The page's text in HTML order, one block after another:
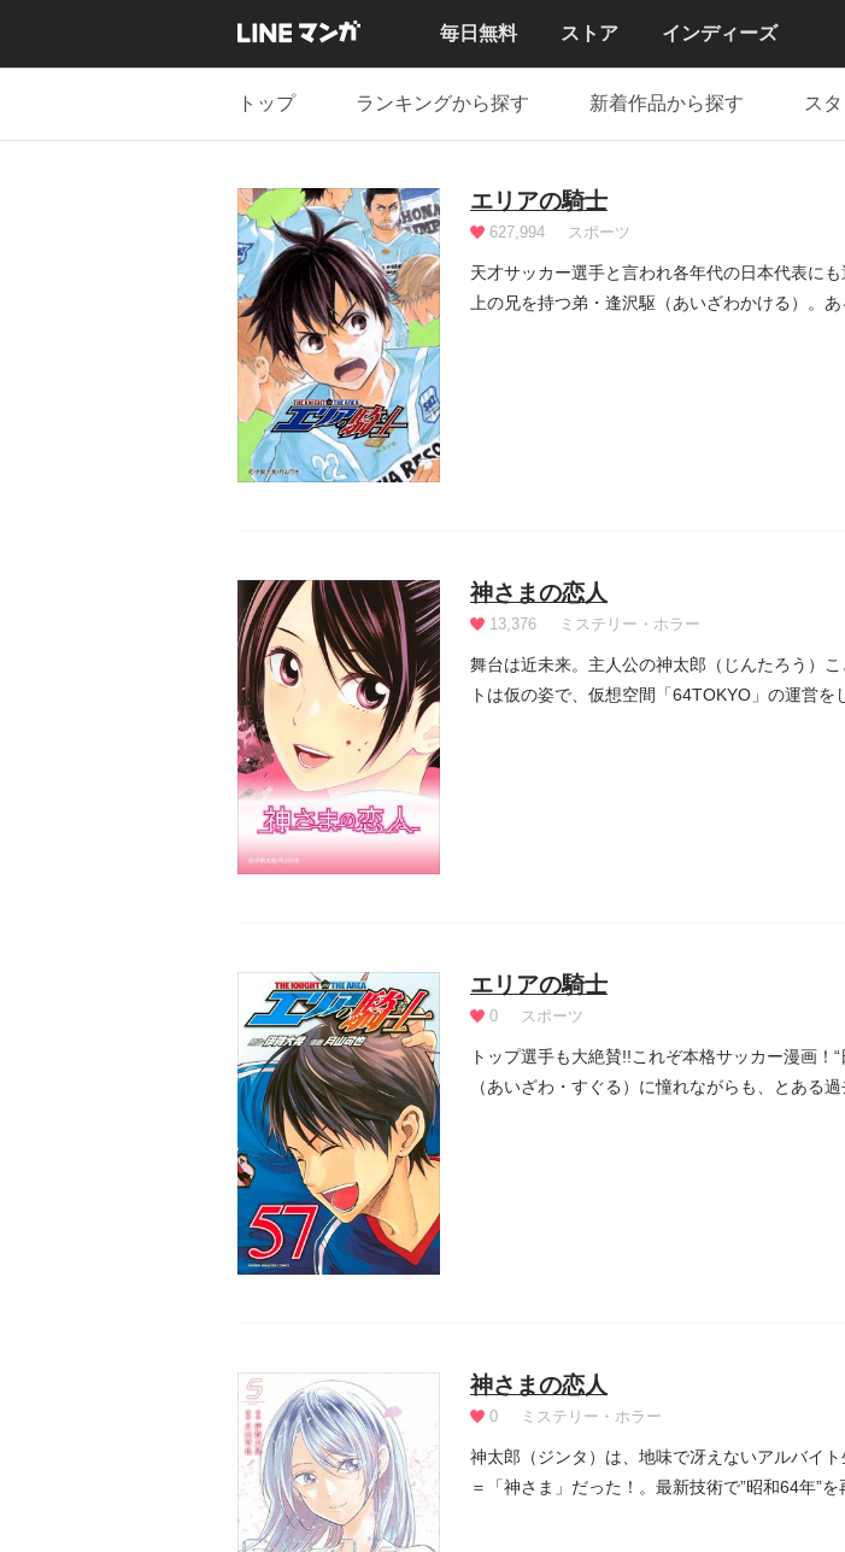
毎日無料 ストア インディーズ
トップ ランキングから探す 新着作品から探す ス
エリアの騎士
627,994 スポーツ
天才サッカー選手と言われ各年代の日本代表に
上の兄を持つ弟・逢沢駆（あいざわかける）。
神さまの恋人
13,376 ミステリー・ホラー
舞台は近未来。主人公の神太郎（じんたろう）
トは仮の姿で、仮想空間「64TOKYO」の運営
エリアの騎士
0 スポーツ
トップ選手も大絶賛!!これぞ本格サッカー漫画！
（あいざわ・すぐる）に憧れながらも、とある
神さまの恋人
0 ミステリー・ホラー
神太郎（ジンタ）は、地味で冴えないアルバイ
＝「神さま」だった！。最新技術で”昭和64年”